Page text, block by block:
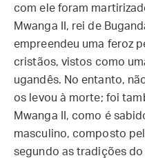
com ele foram
Mwanga II, rei de
empreendeu uma feroz
cristãos, vistos como
ugandês. No entanto,
os levou à morte; foi
Mwanga II, como é
masculino, composto
segundo as tradições